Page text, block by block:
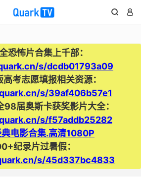
 
恐怖片合集上千部：
s/dcdb01793a09
考志愿填报相关资源：
s/39af406b57e1
届奥斯卡获奖影片大全：
s/f57addb25282
电影合集.高清1080P
纪录片过暑假：
s/45d337bc4833